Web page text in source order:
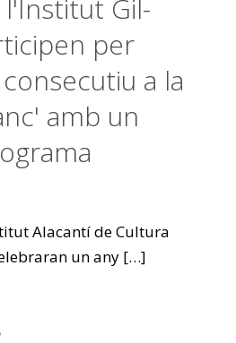
l'Institut Gil-
per
a la
amb un
Alacantí de Cultura
un any […]